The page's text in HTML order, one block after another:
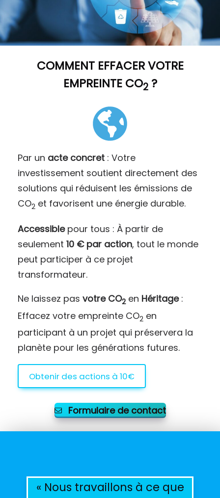
COMMENT EFFACER VOTRE
EMPREINTE CO2?
Par un acte concret: Votre
investissement soutient directement des
solutions qui réduisent les émissions de
CO2 et favorisent une énergie durable.
Accessiblepour tous : À partir de
seulement 10 € par action, tout le monde
peut participer à ce projet
transformateur.
Ne laissez pas votre CO2en Héritage:
Effacez votre empreinte CO2 en
participant à un projet qui préservera la
planète pour les générations futures.
Obtenir des actions à 10€
Formulaire de contact
« Nous travaillons à ce que